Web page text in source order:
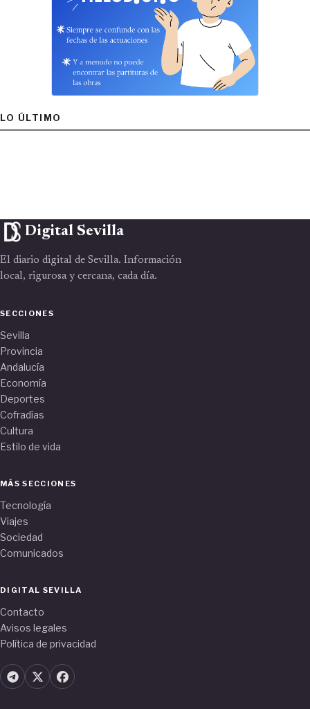
LO ÚLTIMO
Digital Sevilla
El diario digital de Sevilla. Información
local, rigurosa y cercana, cada día.
SECCIONES
Sevilla
Provincia
Andalucía
Economía
Deportes
Cofradías
Cultura
Estilo de vida
MÁS SECCIONES
Tecnología
Viajes
Sociedad
Comunicados
DIGITAL SEVILLA
Contacto
Avisos legales
Política de privacidad